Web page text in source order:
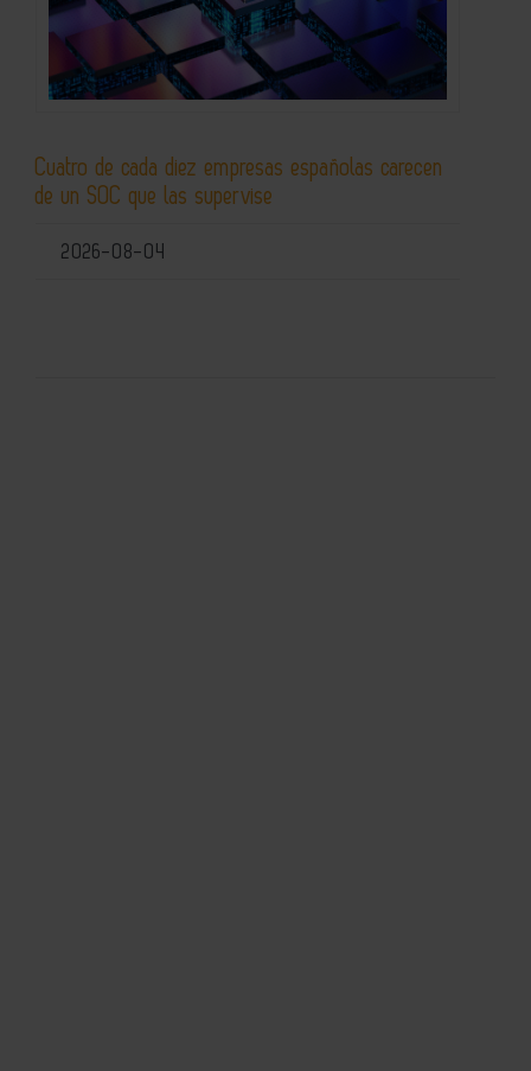
Cuatro de cada diez empresas españolas carecen
de un SOC que las supervise
2026-08-04